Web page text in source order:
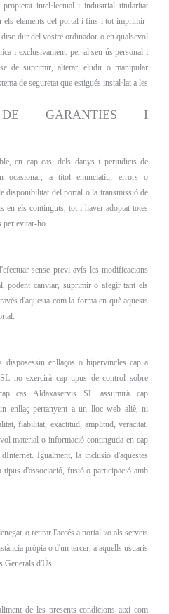
intel·lectual i industrial titularitat
els elements del portal i fins i tot imprimir-
dur del vostre ordinador o en qualsevol
i exclusivament, per al seu ús personal i
de suprimir, alterar, eludir o manipular
de seguretat que estigués instal·lat a les
GARANTIES I
en cap cas, dels danys i perjudicis de
ocasionar, a títol enunciatiu: errors o
disponibilitat del portal o la transmissió de
en els continguts, tot i haver adoptat totes
per evitar-ho.
sense previ avís les modificacions
podent canviar, suprimir o afegir tant els
d'aquesta com la forma en què aquests
disposessin enllaços o hipervincles cap a
no exercirà cap tipus de control sobre
cas Aldaxaservis SL assumirà cap
enllaç pertanyent a un lloc web aliè, ni
fiabilitat, exactitud, amplitud, veracitat,
material o informació continguda en cap
Igualment, la inclusió d'aquestes
tipus d'associació, fusió o participació amb
o retirar l'accés a portal i/o als serveis
pròpia o d'un tercer, a aquells usuaris
Generals d'Ús.
de les presents condicions així com